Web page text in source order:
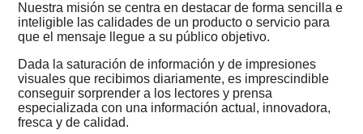
Nuestra misión se centra en destacar de forma sencilla e
inteligible las calidades de un producto o servicio para
que el mensaje llegue a su público objetivo.
Dada la saturación de información y de impresiones
visuales que recibimos diariamente, es imprescindible
conseguir sorprender a los lectores y prensa
especializada con una información actual, innovadora,
fresca y de calidad.